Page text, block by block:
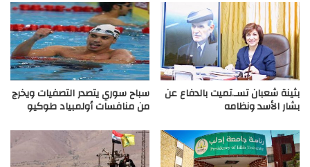
بثينة شعبان تسـ.تميت بالدفاع عن
بشار الأسد ونظامه
سباح سوري يتصدر التصفيات ويخرج
من منافسات أولمبياد طوكيو